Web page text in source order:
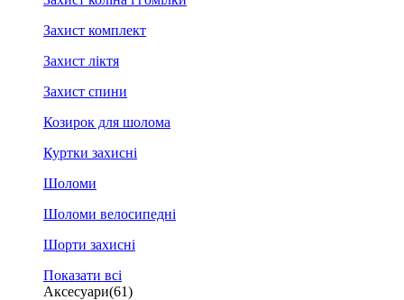
Захист комплект
Захист ліктя
Захист спини
Козирок для шолома
Куртки захисні
Шоломи
Шоломи велосипедні
Шорти захисні
Показати всі
Аксесуари(61)